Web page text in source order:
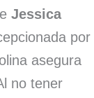
Jessica
por
asegura
no tener